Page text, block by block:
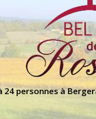
24 personnes à